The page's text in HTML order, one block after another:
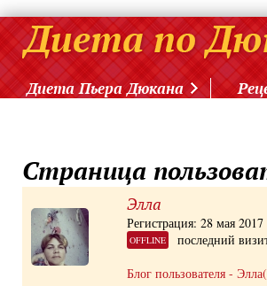
Диета Пьера Дюкана
Страница
Элла
Регистрация: 28 мая 2017
OFFLINE
последний
Блог пользователя -